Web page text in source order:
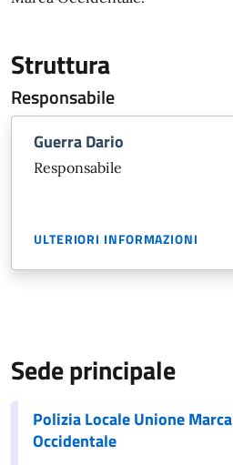
Struttura
Responsabile
Guerra Dario
Responsabile
ULTERIORI INFORMAZIONI
Sede principale
Polizia Locale Unione Marca
Occidentale